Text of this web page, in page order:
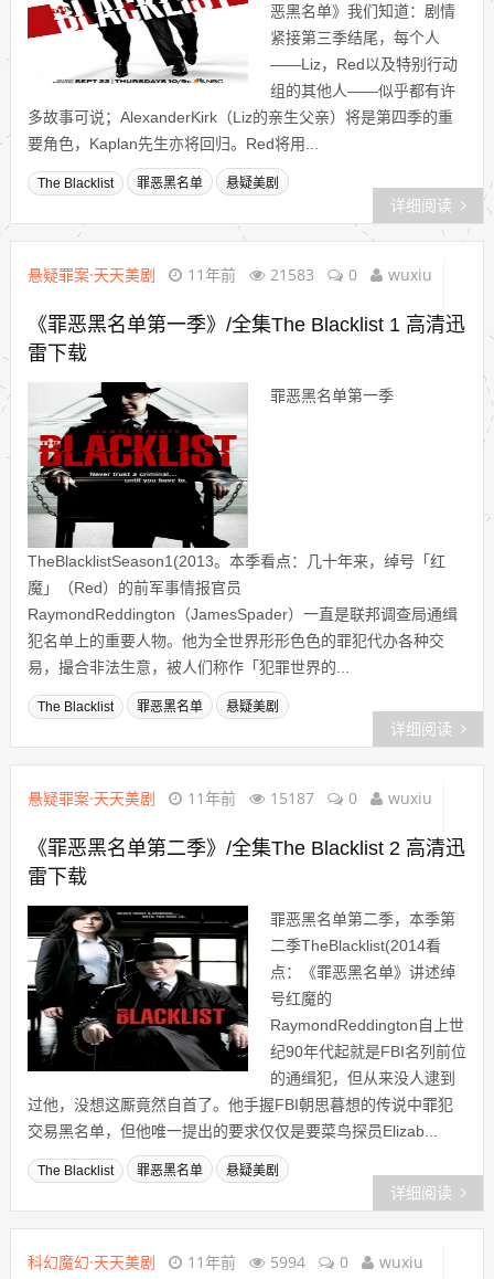
恶黑名单》我们知道：剧情
紧接第三季结尾，每个人
——Liz，Red以及特别行动
组的其他人——似乎都有许
多故事可说；AlexanderKirk（Liz的亲生父亲）将是第四季的重
要角色，Kaplan先生亦将回归。Red将用...
The Blacklist 罪恶黑名单 悬疑美剧
详细阅读
悬疑罪案·天天美剧 11年前 21583 0 wuxiu
《罪恶黑名单第一季》/全集The Blacklist 1 高清迅
雷下载
罪恶黑名单第一季
TheBlacklistSeason1(2013。本季看点：几十年来，绰号「红
魔」（Red）的前军事情报官员
RaymondReddington（JamesSpader）一直是联邦调查局通缉
犯名单上的重要人物。他为全世界形形色色的罪犯代办各种交
易，撮合非法生意，被人们称作「犯罪世界的...
The Blacklist 罪恶黑名单 悬疑美剧
详细阅读
悬疑罪案·天天美剧 11年前 15187 0 wuxiu
《罪恶黑名单第二季》/全集The Blacklist 2 高清迅
雷下载
罪恶黑名单第二季，本季第
二季TheBlacklist(2014看
点：《罪恶黑名单》讲述绰
号红魔的
RaymondReddington自上世
纪90年代起就是FBI名列前位
的通缉犯，但从来没人逮到
过他，没想这厮竟然自首了。他手握FBI朝思暮想的传说中罪犯
交易黑名单，但他唯一提出的要求仅仅是要菜鸟探员Elizab...
The Blacklist 罪恶黑名单 悬疑美剧
详细阅读
科幻魔幻·天天美剧 11年前 5994 0 wuxiu